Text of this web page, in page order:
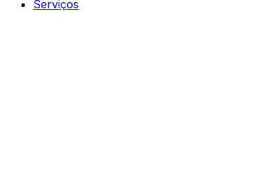
Serviços